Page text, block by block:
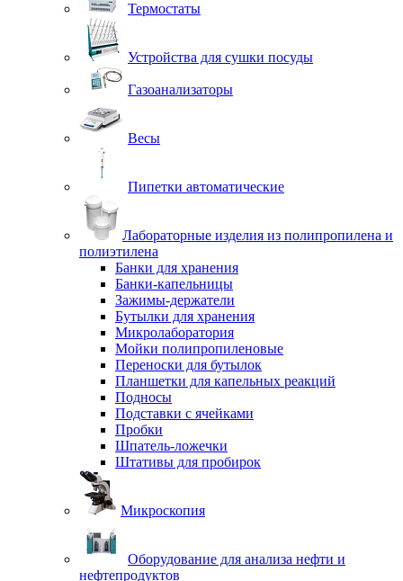
Термостаты
Устройства для сушки посуды
Газоанализаторы
Весы
Пипетки автоматические
Лабораторные изделия из полипропилена и
полиэтилена
Банки для хранения
Банки-капельницы
Зажимы-держатели
Бутылки для хранения
Микролаборатория
Мойки полипропиленовые
Переноски для бутылок
Планшетки для капельных реакций
Подносы
Подставки с ячейками
Пробки
Шпатель-ложечки
Штативы для пробирок
Микроскопия
Оборудование для анализа нефти и
нефтепродуктов